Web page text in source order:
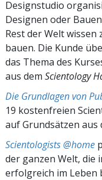
Designstudio
Designen oder
Rest der Welt wissen
bauen. Die Kunde
das Thema des
aus dem Scientology
Die Grundlagen von
19 kostenfreien
auf Grundsätzen aus
Scientologists @home
der ganzen Welt, die
erfolgreich im Leben